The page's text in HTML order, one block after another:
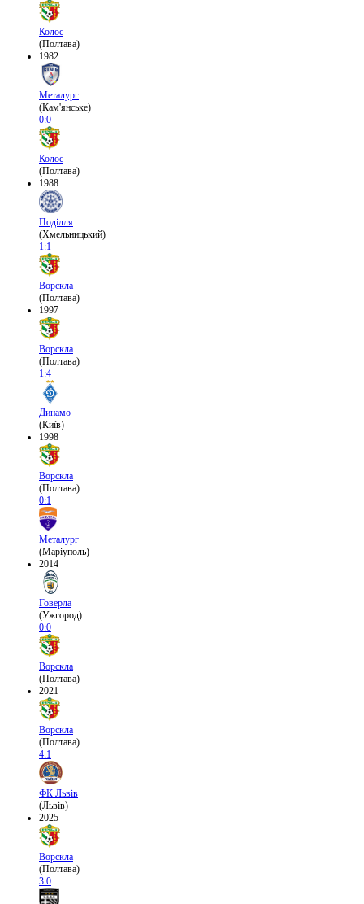
Колос
(Полтава)
1982
Металург
(Кам'янське)
0:0
Колос
(Полтава)
1988
Поділля
(Хмельницький)
1:1
Ворскла
(Полтава)
1997
Ворскла
(Полтава)
1:4
Динамо
(Київ)
1998
Ворскла
(Полтава)
0:1
Металург
(Маріуполь)
2014
Говерла
(Ужгород)
0:0
Ворскла
(Полтава)
2021
Ворскла
(Полтава)
4:1
ФК Львів
(Львів)
2025
Ворскла
(Полтава)
3:0